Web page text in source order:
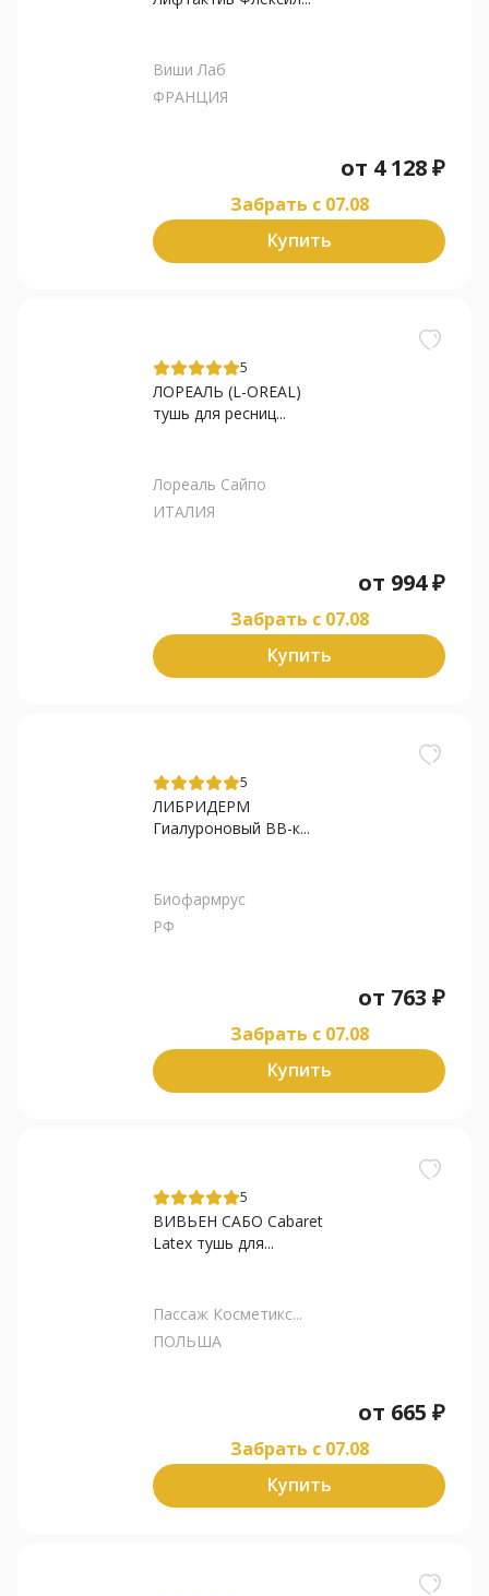
Виши Лаб
ФРАНЦИЯ
от 4 128₽
Забрать c 07.08
Купить
5
ЛОРЕАЛЬ (L-OREAL)
тушь для ресниц...
Лореаль Сайпо
ИТАЛИЯ
от 994₽
Забрать c 07.08
Купить
5
ЛИБРИДЕРМ
Гиалуроновый ВВ-к...
Биофармрус
РФ
от 763 ₽
Забрать c 07.08
Купить
5
ВИВЬЕН САБО Cabaret
Latex тушь для...
Пассаж Косметикс...
ПОЛЬША
от 665 ₽
Забрать c 07.08
Купить